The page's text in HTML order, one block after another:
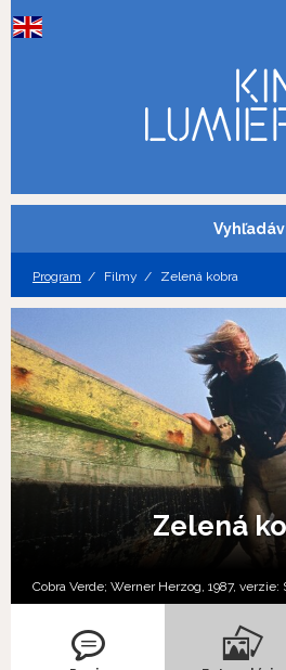
Program Filmy Zelená kobra
Zelená
Cobra Verde; Werner Herzog, 1987, verzie: